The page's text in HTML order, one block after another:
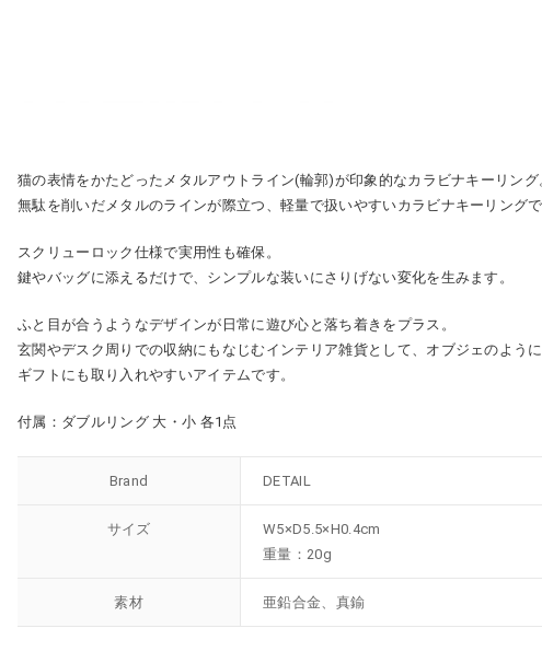
猫の表情をかたどったメタルアウトライン(輪郭)が印象的なカラビナキーリング
無駄を削いだメタルのラインが際立つ、軽量で扱いやすいカラビナキーリングで
スクリューロック仕様で実用性も確保。
鍵やバッグに添えるだけで、シンプルな装いにさりげない変化を生みます。
ふと目が合うようなデザインが日常に遊び心と落ち着きをプラス。
玄関やデスク周りでの収納にもなじむインテリア雑貨として、オブジェのように
ギフトにも取り入れやすいアイテムです。
付属：ダブルリング 大・小 各1点
Brand DETAIL
サイズ
W5×D5.5×H0.4cm
重量：20g
素材 亜鉛合金、真鍮